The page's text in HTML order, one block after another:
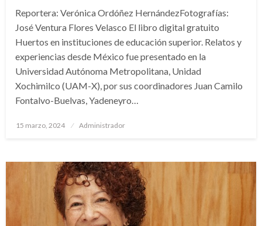
Reportera: Verónica Ordóñez HernándezFotografías:
José Ventura Flores Velasco El libro digital gratuito
Huertos en instituciones de educación superior. Relatos y
experiencias desde México fue presentado en la
Universidad Autónoma Metropolitana, Unidad
Xochimilco (UAM-X), por sus coordinadores Juan Camilo
Fontalvo-Buelvas, Yadeneyro…
Publicado
15 marzo, 2024 Administrador